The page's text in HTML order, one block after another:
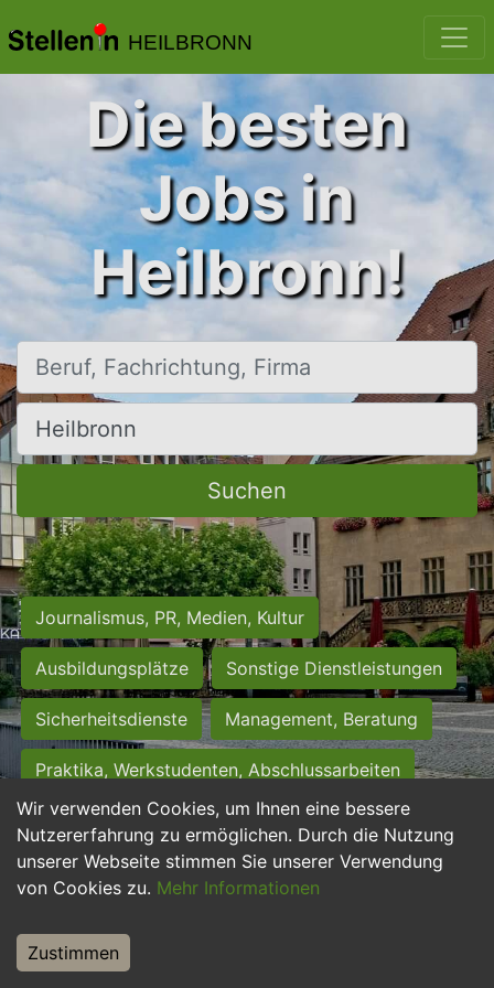
HEILBRONN
Wir verwenden Cookies, um Ihnen eine bessere
Nutzererfahrung zu ermöglichen. Durch die Nutzung
unserer Webseite stimmen Sie unserer Verwendung
von Cookies zu. Mehr Informationen
Zustimmen
Die besten
Jobs in
Heilbronn!
Beruf, Fachrichtung, Firma
Ort, Stadt
Suchen
Journalismus, PR, Medien, Kultur
Ausbildungsplätze Sonstige Dienstleistungen
Sicherheitsdienste Management, Beratung
Praktika, Werkstudenten, Abschlussarbeiten
Personalwesen Assistenz, Sekretariat
Hilfskräfte, Aushilfs- und Nebenjobs
Weiterbildung, Studium, duale Ausbildung